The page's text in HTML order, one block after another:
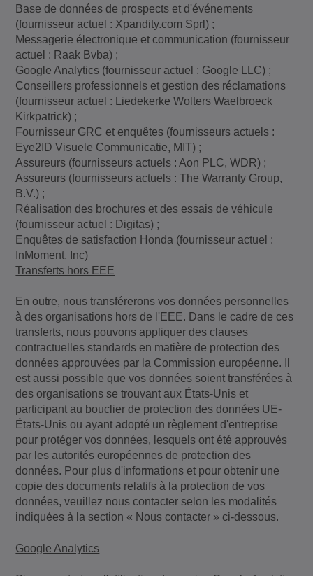
Base de données de prospects et d'événements
(fournisseur actuel : Xpandity.com Sprl) ;
Messagerie électronique et communication (fournisseur
actuel : Raak Bvba) ;
Google Analytics (fournisseur actuel : Google LLC) ;
Conseillers professionnels et gestion des réclamations
(fournisseur actuel : Liedekerke Wolters Waelbroeck
Kirkpatrick) ;
Fournisseur GRC et enquêtes (fournisseurs actuels :
Eye2ID Visuele Communicatie, MIT) ;
Assureurs (fournisseurs actuels : Aon PLC, WDR) ;
Assureurs (fournisseurs actuels : The Warranty Group,
B.V.) ;
Réalisation des brochures et des essais de véhicule
(fournisseur actuel : Digitas) ;
Enquêtes de satisfaction Honda (fournisseur actuel :
InMoment, Inc)
Transferts hors EEE
En outre, nous transférerons vos données personnelles
à des organisations hors de l'EEE. Dans le cadre de ces
transferts, nous pouvons appliquer des clauses
contractuelles standards en matière de protection des
données approuvées par la Commission européenne. Il
est aussi possible que vos données soient transférées à
des organisations se trouvant aux États-Unis et
participant au bouclier de protection des données UE-
États-Unis ou ayant adopté un règlement d'entreprise
pour protéger vos données, lesquels ont été approuvés
par les autorités européennes de protection des
données. Pour plus d'informations et pour obtenir une
copie des documents relatifs à la protection de vos
données, veuillez nous contacter selon les modalités
indiquées à la section « Nous contacter » ci-dessous.
Google Analytics